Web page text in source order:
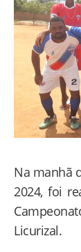
Na manhã
2024, foi
Licurizal.